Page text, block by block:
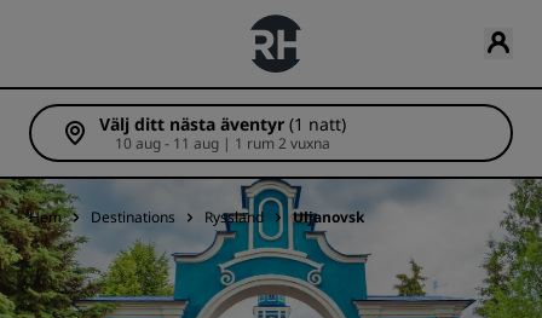
Välj ditt nästa äventyr (1 natt)
10 aug - 11 aug | 1 rum 2 vuxna
Hem Destinations Ryssland Uljanovsk